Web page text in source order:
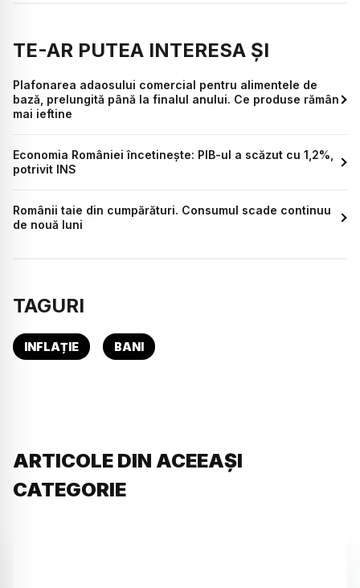
TE-AR PUTEA INTERESA ȘI
Plafonarea adaosului comercial pentru alimentele de
bază, prelungită până la finalul anului. Ce produse rămân
mai ieftine
Economia României încetinește: PIB-ul a scăzut cu 1,2%,
potrivit INS
Românii taie din cumpărături. Consumul scade continuu
de nouă luni
TAGURI
INFLAȚIE BANI
ARTICOLE DIN ACEEAȘI
CATEGORIE